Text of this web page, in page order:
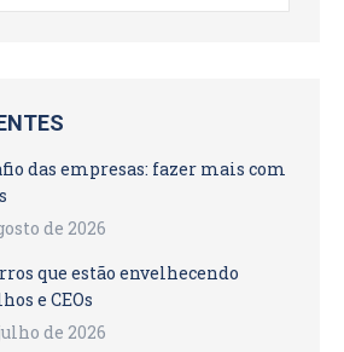
das empresas: fazer mais com
de 2026
que estão envelhecendo
e CEOs
de 2026